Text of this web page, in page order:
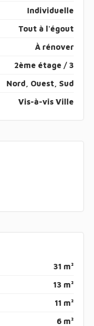
Individuelle
Tout à l'égout
À rénover
2ème étage / 3
Nord, Ouest, Sud
Vis-à-vis Ville
31 m²
13 m²
11 m²
6 m²